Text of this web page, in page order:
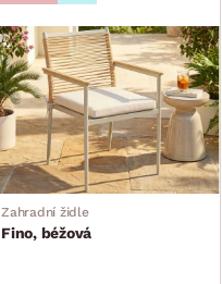
Zahradní židle
Fino, béžová